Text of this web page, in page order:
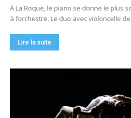
À La Roque, le piano se donne le plus
à l’orchestre. Le duo avec violoncelle
Lire la suite